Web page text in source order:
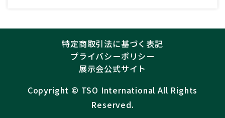
特定商取引法に基づく表記
プライバシーポリシー
展示会公式サイト
Copyright ©︎ TSO International All Rights
Reserved.